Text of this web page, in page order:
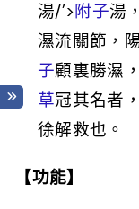
湯/’>附子湯
濕流關節，
子顧裏勝濕，
草冠其名者
徐解救也。
【功能】